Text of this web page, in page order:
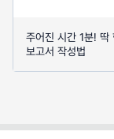
주어진 시간 1분! 딱
보고서 작성법